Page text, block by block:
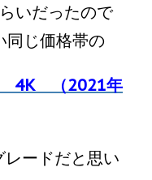
いだったので
同じ価格帯の
4K （2021年
ードだと思い